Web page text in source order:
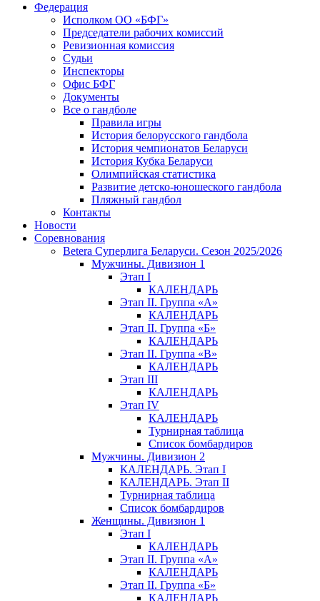
Федерация
Исполком ОО «БФГ»
Председатели рабочих комиссий
Ревизионная комиссия
Судьи
Инспекторы
Офис БФГ
Документы
Все о гандболе
Правила игры
История белорусского гандбола
История чемпионатов Беларуси
История Кубка Беларуси
Олимпийская статистика
Развитие детско-юношеского гандбола
Пляжный гандбол
Контакты
Новости
Соревнования
Betera Суперлига Беларуси. Сезон 2025/2026
Мужчины. Дивизион 1
Этап I
КАЛЕНДАРЬ
Этап II. Группа «А»
КАЛЕНДАРЬ
Этап II. Группа «Б»
КАЛЕНДАРЬ
Этап II. Группа «В»
КАЛЕНДАРЬ
Этап III
КАЛЕНДАРЬ
Этап IV
КАЛЕНДАРЬ
Турнирная таблица
Список бомбардиров
Мужчины. Дивизион 2
КАЛЕНДАРЬ. Этап I
КАЛЕНДАРЬ. Этап II
Турнирная таблица
Список бомбардиров
Женщины. Дивизион 1
Этап I
КАЛЕНДАРЬ
Этап II. Группа «А»
КАЛЕНДАРЬ
Этап II. Группа «Б»
КАЛЕНДАРЬ